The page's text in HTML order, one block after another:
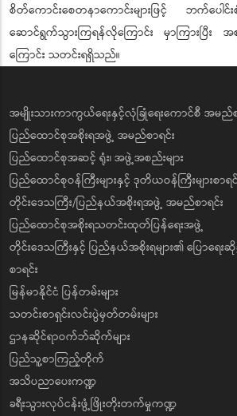
စိတ်ကောင်းစေတနာကောင်းများဖြင့် ဘက်ပေါ
ဆောင်ရွက်သွားကြရန်လိုကြောင်း မှာကြားပြီး
ကြောင်း သတင်းရရှိသည်။
အမျိုးသားကာကွယ်ရေးနှင့်လုံခြုံရေးကောင်စီ အမည်စ
ပြည်ထောင်စုအစိုးရအဖွဲ့ အမည်စာရင်း
ပြည်ထောင်စုအဆင့် ရုံး၊ အဖွဲ့အစည်းများ
ပြည်ထောင်စုဝန်ကြီးများနှင့် ဒုတိယဝန်ကြီးများစာရ
တိုင်းဒေသကြီး/ပြည်နယ်အစိုးရအဖွဲ့ အမည်စာရင်း
ပြည်ထောင်စုအစိုးရသတင်းထုတ်ပြန်ရေးအဖွဲ့
တိုင်းဒေသကြီးနှင့် ပြည်နယ်အစိုးရများ၏ ပြောရေး
စာရင်း
မြန်မာနိုင်ငံ ပြန်တမ်းများ
သတင်းစာရှင်းလင်းပွဲမှတ်တမ်းများ
ဌာနဆိုင်ရာဝက်ဘ်ဆိုက်များ
ပြည်သူ့စာကြည့်တိုက်
အသိပညာပေးကဏ္ဍ
ခရီးသွားလုပ်ငန်းဖွံ့ဖြိုးတိုးတက်မှုကဏ္ဍ